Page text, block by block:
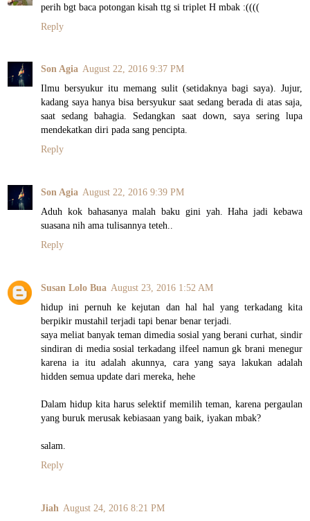
perih bgt baca potongan kisah ttg si triplet H mbak :((((
Reply
Son Agia August 22, 2016 9:37 PM
Ilmu bersyukur itu memang sulit (setidaknya bagi saya). Jujur,
kadang saya hanya bisa bersyukur saat sedang berada di atas saja,
saat sedang bahagia. Sedangkan saat down, saya sering lupa
mendekatkan diri pada sang pencipta.
Reply
Son Agia August 22, 2016 9:39 PM
Aduh kok bahasanya malah baku gini yah. Haha jadi kebawa
suasana nih ama tulisannya teteh..
Reply
Susan Lolo Bua August 23, 2016 1:52 AM
hidup ini pernuh ke kejutan dan hal hal yang terkadang kita
berpikir mustahil terjadi tapi benar benar terjadi.
saya meliat banyak teman dimedia sosial yang berani curhat, sindir
sindiran di media sosial terkadang ilfeel namun gk brani menegur
karena ia itu adalah akunnya, cara yang saya lakukan adalah
hidden semua update dari mereka, hehe
Dalam hidup kita harus selektif memilih teman, karena pergaulan
yang buruk merusak kebiasaan yang baik, iyakan mbak?
salam.
Reply
Jiah August 24, 2016 8:21 PM